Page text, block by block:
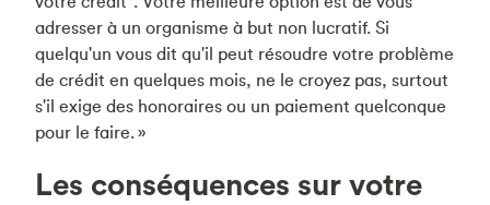
adresser à un organisme à but non lucratif. Si
quelqu'un vous dit qu'il peut résoudre votre problème
de crédit en quelques mois, ne le croyez pas, surtout
s'il exige des honoraires ou un paiement quelconque
pour le faire. »
Les conséquences sur votre